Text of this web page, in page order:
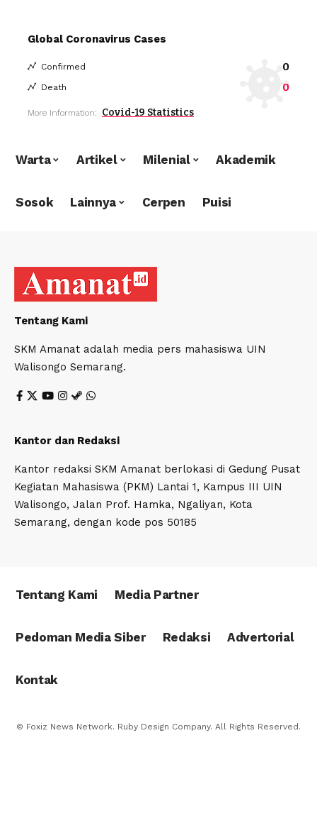
Global Coronavirus Cases
Confirmed 0
Death 0
More Information: Covid-19 Statistics
Warta Artikel Milenial Akademik
Sosok Lainnya Cerpen Puisi
Tentang Kami
SKM Amanat adalah media pers mahasiswa UIN
Walisongo Semarang.
Kantor dan Redaksi
Kantor redaksi SKM Amanat berlokasi di Gedung Pusat
Kegiatan Mahasiswa (PKM) Lantai 1, Kampus III UIN
Walisongo, Jalan Prof. Hamka, Ngaliyan, Kota
Semarang, dengan kode pos 50185
Tentang Kami Media Partner
Pedoman Media Siber Redaksi Advertorial
Kontak
© Foxiz News Network. Ruby Design Company. All Rights Reserved.